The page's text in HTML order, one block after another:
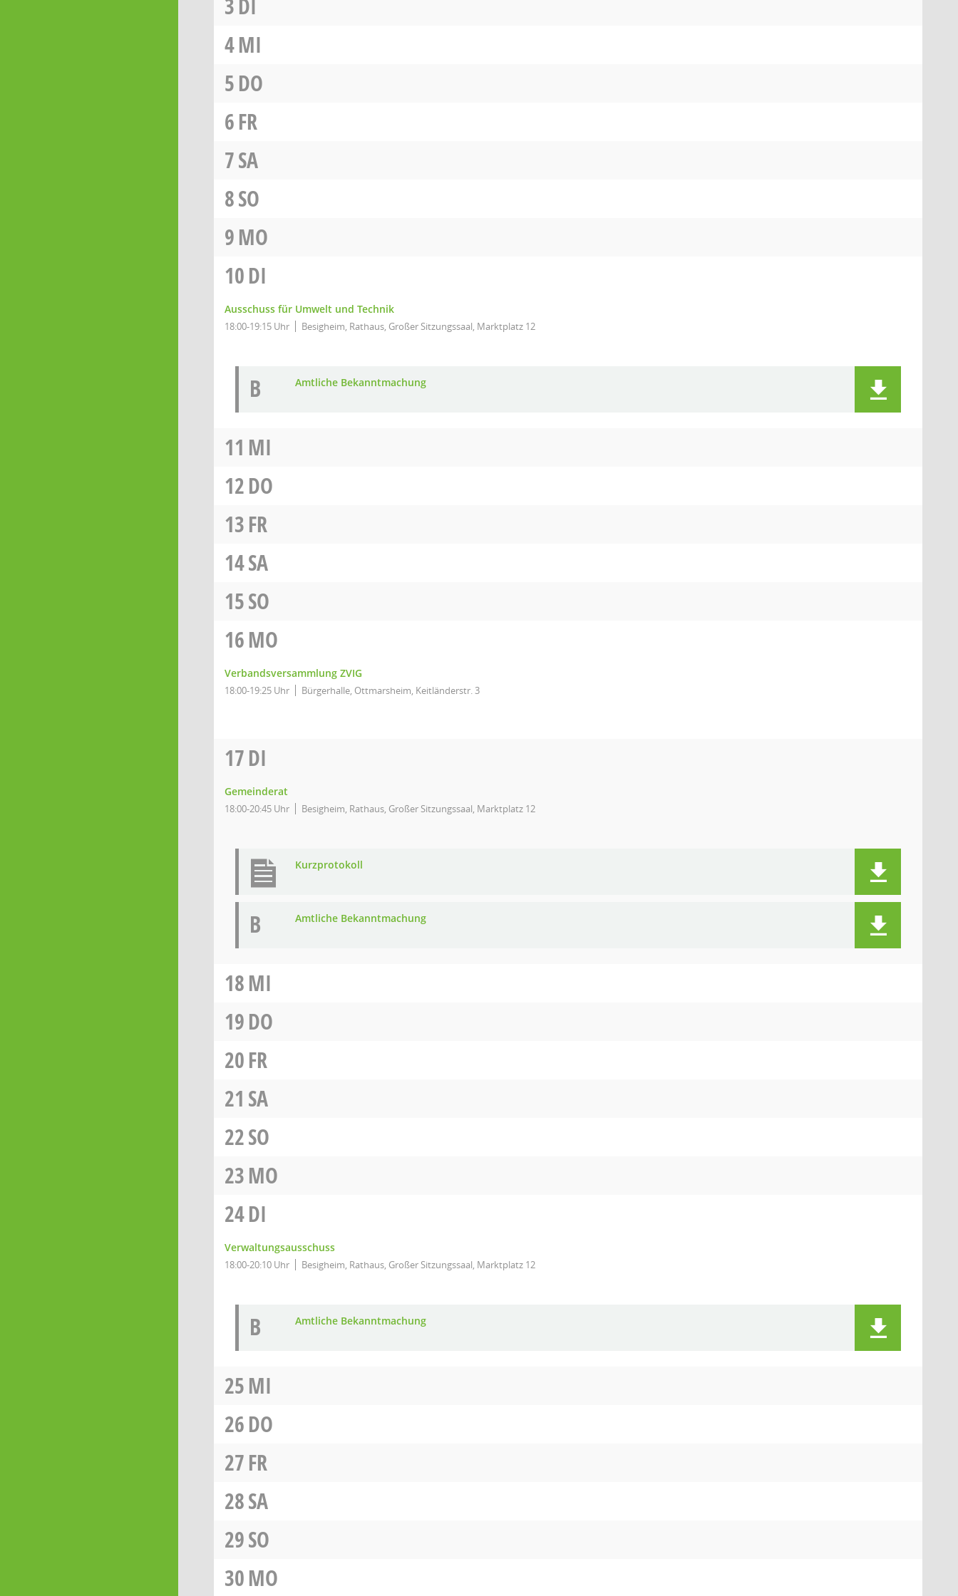
3 DI
4MI
5DO
6FR
7SA
8SO
9MO
10DI
Ausschuss für Umwelt und Technik
18:00-19:15 Uhr Besigheim, Rathaus, Großer Sitzungssaal, Marktplatz 12
B Amtliche Bekanntmachung
11 MI
12DO
13FR
14SA
15SO
16MO
Verbandsversammlung ZVIG
18:00-19:25 Uhr Bürgerhalle, Ottmarsheim, Keitländerstr. 3
17DI
Gemeinderat
18:00-20:45 Uhr Besigheim, Rathaus, Großer Sitzungssaal, Marktplatz 12
Kurzprotokoll
B Amtliche Bekanntmachung
18MI
19DO
20FR
21 SA
22SO
23MO
24DI
Verwaltungsausschuss
18:00-20:10 Uhr Besigheim, Rathaus, Großer Sitzungssaal, Marktplatz 12
B Amtliche Bekanntmachung
25MI
26DO
27FR
28SA
29SO
30MO